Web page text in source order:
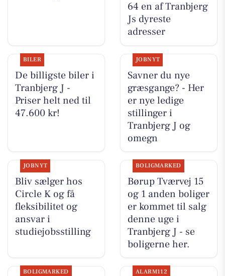
64 en af Tranbjerg
Js dyreste
adresser
BILER
De billigste biler i
Tranbjerg J -
Priser helt ned til
47.600 kr!
JOBNYT
Savner du nye
græsgange? - Her
er nye ledige
stillinger i
Tranbjerg J og
omegn
JOBNYT
Bliv sælger hos
Circle K og få
fleksibilitet og
ansvar i
studiejobsstilling
BOLIGMARKED
Børup Tværvej 15
og 1 anden boliger
er kommet til salg
denne uge i
Tranbjerg J - se
boligerne her.
BOLIGMARKED ALARM112